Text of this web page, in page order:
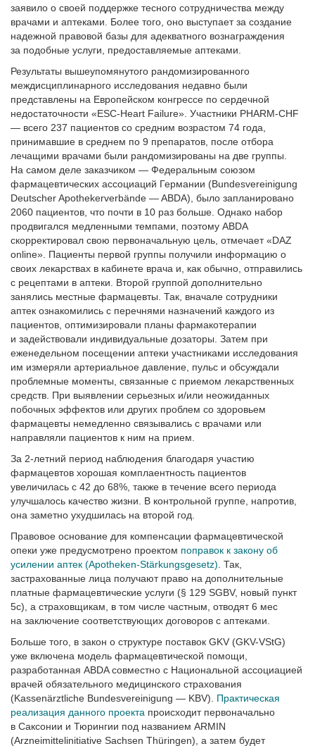
заявило о своей поддержке тесного сотрудничества между
врачами и аптеками. Более того, оно выступает за создание
надежной правовой базы для адекватного вознаграждения
за подобные услуги, предоставляемые аптеками.
Результаты вышеупомянутого рандомизированного
междисциплинарного исследования недавно были
представлены на Европейском конгрессе по сердечной
недостаточности «ESC-Heart Failure». Участники PHARM-CHF
— всего 237 пациентов со средним возрастом 74 года,
принимавшие в среднем по 9 препаратов, после отбора
лечащими врачами были рандомизированы на две группы.
На самом деле заказчиком — Федеральным союзом
фармацевтических ассоциаций Германии (Bundesvereinigung
Deutscher Apothekerverbände — ABDA), было запланировано
2060 пациентов, что почти в 10 раз больше. Однако набор
продвигался медленными темпами, поэтому ABDA
скорректировал свою первоначальную цель, отмечает «DAZ
online». Пациенты первой группы получили информацию о
своих лекарствах в кабинете врача и, как обычно, отправились
с рецептами в аптеки. Второй группой дополнительно
занялись местные фармацевты. Так, вначале сотрудники
аптек ознакомились с перечнями назначений каждого из
пациентов, оптимизировали планы фармакотерапии
и задействовали индивидуальные дозаторы. Затем при
еженедельном посещении аптеки участниками исследования
им измеряли артериальное давление, пульс и обсуждали
проблемные моменты, связанные с приемом лекарственных
средств. При выявлении серьезных и/или неожиданных
побочных эффектов или других проблем со здоровьем
фармацевты немедленно связывались с врачами или
направляли пациентов к ним на прием.
За 2-летний период наблюдения благодаря участию
фармацевтов хорошая комплаентность пациентов
увеличилась с 42 до 68%, также в течение всего периода
улучшалось качество жизни. В контрольной группе, напротив,
она заметно ухудшилась на второй год.
Правовое основание для компенсации фармацевтической
опеки уже предусмотрено проектом поправок к закону об
усилении аптек (Apotheken-Stärkungsgesetz) . Так,
застрахованные лица получают право на дополнительные
платные фармацевтические услуги (§ 129 SGBV, новый пункт
5c), а страховщикам, в том числе частным, отводят 6 мес
на заключение соответствующих договоров с аптеками.
Больше того, в закон о структуре поставок GKV (GKV-VStG)
уже включена модель фармацевтической помощи,
разработанная ABDA совместно с Национальной ассоциацией
врачей обязательного медицинского страхования
(Kassenärztliche Bundesvereinigung — KBV). Практическая
реализация данного проекта происходит первоначально
в Саксонии и Тюрингии под названием ARMIN
(Arzneimittelinitiative Sachsen Thüringen), а затем будет